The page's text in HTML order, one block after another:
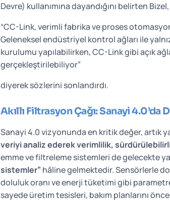
Devre) kullanımına dayandığını belirten Bizel,
“CC-Link, verimli fabrika ve proses
Geleneksel endüstriyel kontrol ağları ile
kurulumu yapılabilirken, CC-Link gibi açık
gerçekleştirilebiliyor”
diyerek sözlerini sonlandırdı.
Akıllı Filtrasyon Çağı: Sanayi
Sanayi 4.0 vizyonunda en kritik değer, artık
veriyi analiz ederek verimlilik,
emme ve filtreleme sistemleri de gelecekte
sistemler” hâline gelmektedir. Sensörlerle
doluluk oranı ve enerji tüketimi gibi
sayede üretim tesisleri, bakım planlarını